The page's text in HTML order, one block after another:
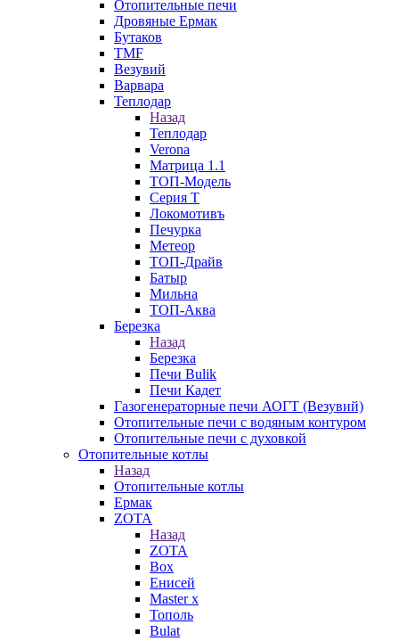
Отопительные печи
Дровяные Ермак
Бутаков
TMF
Везувий
Варвара
Теплодар
Назад
Теплодар
Verona
Матрица 1.1
ТОП-Модель
Серия Т
Локомотивъ
Печурка
Метеор
ТОП-Драйв
Батыр
Мильна
ТОП-Аква
Березка
Назад
Березка
Печи Bulik
Печи Кадет
Газогенераторные печи АОГТ (Везувий)
Отопительные печи с водяным контуром
Отопительные печи с духовкой
Отопительные котлы
Назад
Отопительные котлы
Ермак
ZOTA
Назад
ZOTA
Box
Енисей
Master x
Тополь
Bulat